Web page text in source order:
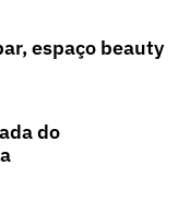
espaço beauty
do